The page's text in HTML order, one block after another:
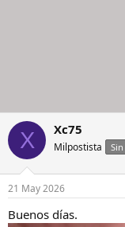
X Xc75
Milpostista
21 May 2026
Buenos días.